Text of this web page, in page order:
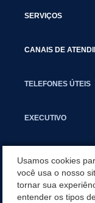
SERVIÇOS
CANAIS DE
TELEFONES ÚTEIS
EXECUTIVO
APLICATIVO
Usamos cookies
você usa o nosso
tornar sua
entender os tipos